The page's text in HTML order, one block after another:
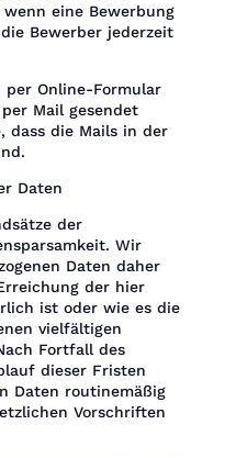
eine Bewerbung
Bewerber jederzeit
per Online-Formular
Mail gesendet
dass die Mails in der
Daten
der
Wir
Daten daher
der hier
ist oder wie es die
vielfältigen
Fortfall des
dieser Fristen
Daten routinemäßig
Vorschriften